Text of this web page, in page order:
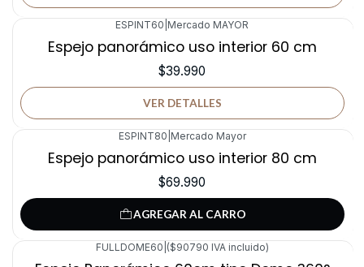
ESPINT60 Mercado MAYOR
Espejo panorámico uso interior 60 cm
$39.990
VER DETALLES
ESPINT80 Mercado Mayor
Espejo panorámico uso interior 80 cm
$69.990
AGREGAR AL CARRO
FULLDOME60 ($90790 IVA incluido)